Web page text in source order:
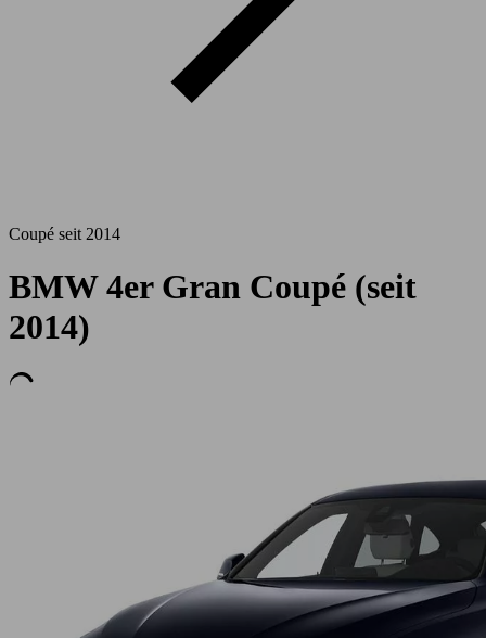
Coupé seit 2014
BMW 4er Gran Coupé (seit
2014)